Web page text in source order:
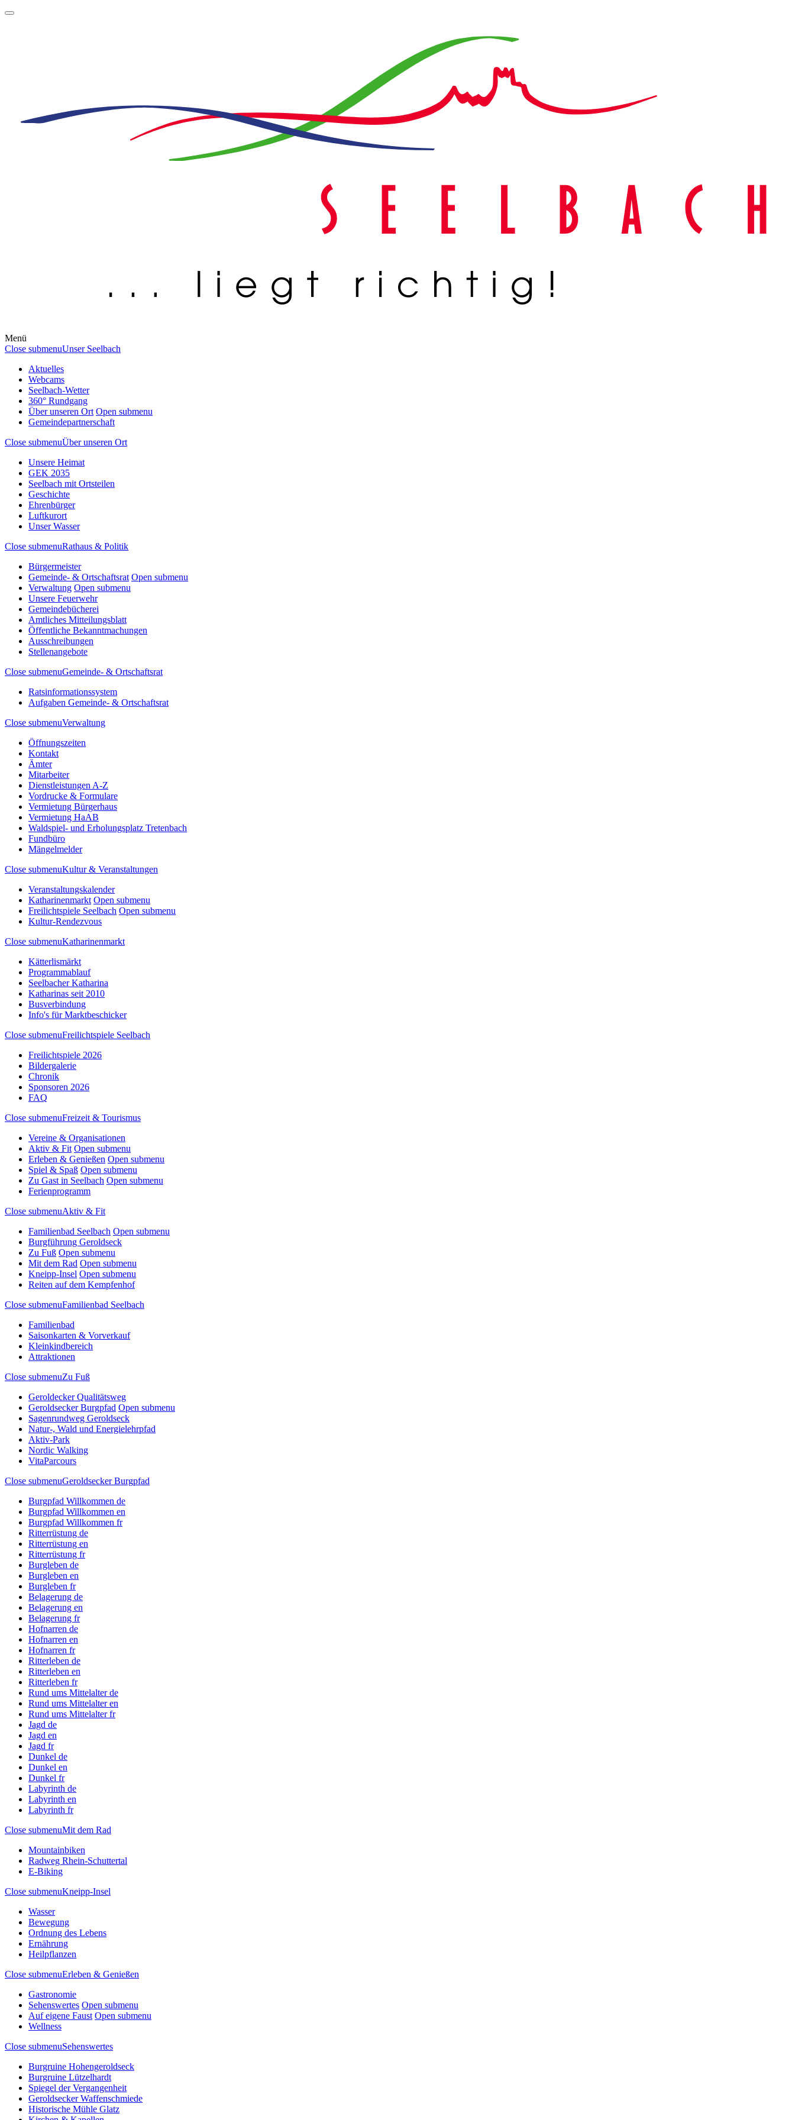
Menü
Close submenuUnser Seelbach
Aktuelles
Webcams
Seelbach-Wetter
360° Rundgang
Über unseren Ort Open submenu
Gemeindepartnerschaft
Close submenuÜber unseren Ort
Unsere Heimat
GEK 2035
Seelbach mit Ortsteilen
Geschichte
Ehrenbürger
Luftkurort
Unser Wasser
Close submenuRathaus & Politik
Bürgermeister
Gemeinde- & Ortschaftsrat Open submenu
Verwaltung Open submenu
Unsere Feuerwehr
Gemeindebücherei
Amtliches Mitteilungsblatt
Öffentliche Bekanntmachungen
Ausschreibungen
Stellenangebote
Close submenuGemeinde- & Ortschaftsrat
Ratsinformationssystem
Aufgaben Gemeinde- & Ortschaftsrat
Close submenuVerwaltung
Öffnungszeiten
Kontakt
Ämter
Mitarbeiter
Dienstleistungen A-Z
Vordrucke & Formulare
Vermietung Bürgerhaus
Vermietung HaAB
Waldspiel- und Erholungsplatz Tretenbach
Fundbüro
Mängelmelder
Close submenuKultur & Veranstaltungen
Veranstaltungskalender
Katharinenmarkt Open submenu
Freilichtspiele Seelbach Open submenu
Kultur-Rendezvous
Close submenuKatharinenmarkt
Kätterlismärkt
Programmablauf
Seelbacher Katharina
Katharinas seit 2010
Busverbindung
Info's für Marktbeschicker
Close submenuFreilichtspiele Seelbach
Freilichtspiele 2026
Bildergalerie
Chronik
Sponsoren 2026
FAQ
Close submenuFreizeit & Tourismus
Vereine & Organisationen
Aktiv & Fit Open submenu
Erleben & Genießen Open submenu
Spiel & Spaß Open submenu
Zu Gast in Seelbach Open submenu
Ferienprogramm
Close submenuAktiv & Fit
Familienbad Seelbach Open submenu
Burgführung Geroldseck
Zu Fuß Open submenu
Mit dem Rad Open submenu
Kneipp-Insel Open submenu
Reiten auf dem Kempfenhof
Close submenuFamilienbad Seelbach
Familienbad
Saisonkarten & Vorverkauf
Kleinkindbereich
Attraktionen
Close submenuZu Fuß
Geroldecker Qualitätsweg
Geroldsecker Burgpfad Open submenu
Sagenrundweg Geroldseck
Natur-, Wald und Energielehrpfad
Aktiv-Park
Nordic Walking
VitaParcours
Close submenuGeroldsecker Burgpfad
Burgpfad Willkommen de
Burgpfad Willkommen en
Burgpfad Willkommen fr
Ritterrüstung de
Ritterrüstung en
Ritterrüstung fr
Burgleben de
Burgleben en
Burgleben fr
Belagerung de
Belagerung en
Belagerung fr
Hofnarren de
Hofnarren en
Hofnarren fr
Ritterleben de
Ritterleben en
Ritterleben fr
Rund ums Mittelalter de
Rund ums Mittelalter en
Rund ums Mittelalter fr
Jagd de
Jagd en
Jagd fr
Dunkel de
Dunkel en
Dunkel fr
Labyrinth de
Labyrinth en
Labyrinth fr
Close submenuMit dem Rad
Mountainbiken
Radweg Rhein-Schuttertal
E-Biking
Close submenuKneipp-Insel
Wasser
Bewegung
Ordnung des Lebens
Ernährung
Heilpflanzen
Close submenuErleben & Genießen
Gastronomie
Sehenswertes Open submenu
Auf eigene Faust Open submenu
Wellness
Close submenuSehenswertes
Burgruine Hohengeroldseck
Burgruine Lützelhardt
Spiegel der Vergangenheit
Geroldsecker Waffenschmiede
Historische Mühle Glatz